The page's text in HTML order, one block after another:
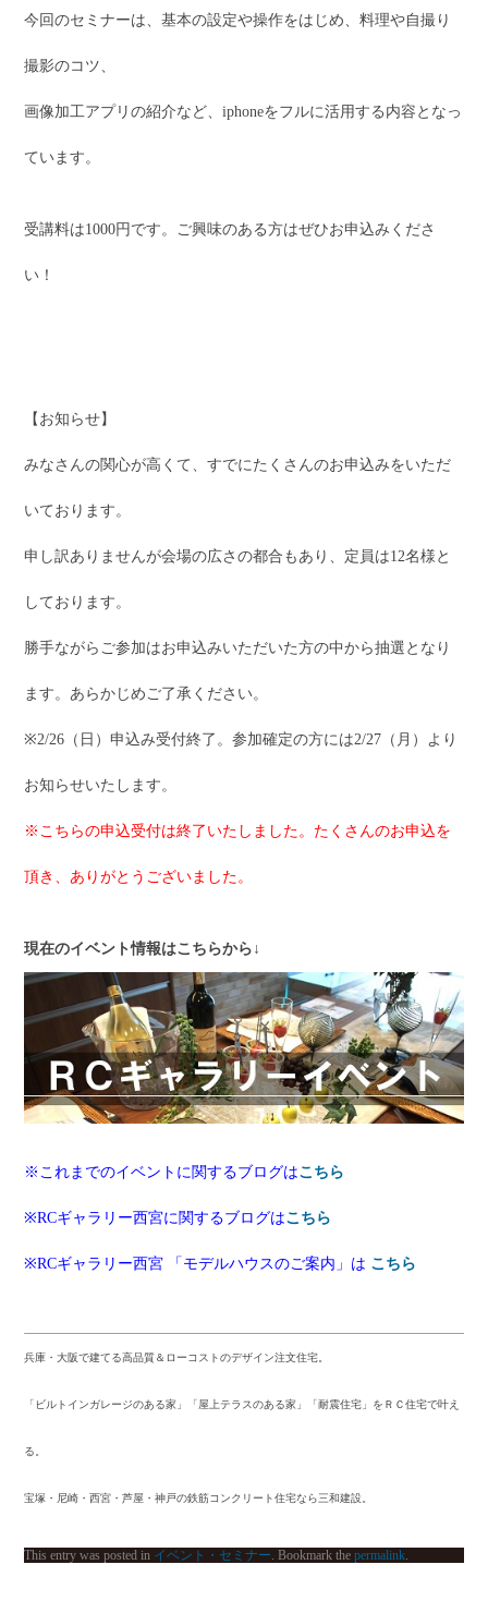
今回のセミナーは、基本の設定や操作をはじめ、料理や自撮り
撮影のコツ、
画像加工アプリの紹介など、iphoneをフルに活用する内容となっ
ています。
受講料は1000円です。ご興味のある方はぜひお申込みくださ
い！
【お知らせ】
みなさんの関心が高くて、すでにたくさんのお申込みをいただ
いております。
申し訳ありませんが会場の広さの都合もあり、定員は12名様と
しております。
勝手ながらご参加はお申込みいただいた方の中から抽選となり
ます。あらかじめご了承ください。
※2/26（日）申込み受付終了。参加確定の方には2/27（月）より
お知らせいたします。
※こちらの申込受付は終了いたしました。たくさんのお申込を
頂き、ありがとうございました。
現在のイベント情報はこちらから↓
※これまでのイベントに関するブログはこちら
※RCギャラリー西宮に関するブログはこちら
※RCギャラリー西宮 「モデルハウスのご案内」は こちら
兵庫・大阪で建てる高品質＆ローコストのデザイン注文住宅。
「ビルトインガレージのある家」「屋上テラスのある家」「耐震住宅」をＲＣ住宅で叶え
る。
宝塚・尼崎・西宮・芦屋・神戸の鉄筋コンクリート住宅なら三和建設。
This entry was posted in イベント・セミナー . Bookmark thepermalink